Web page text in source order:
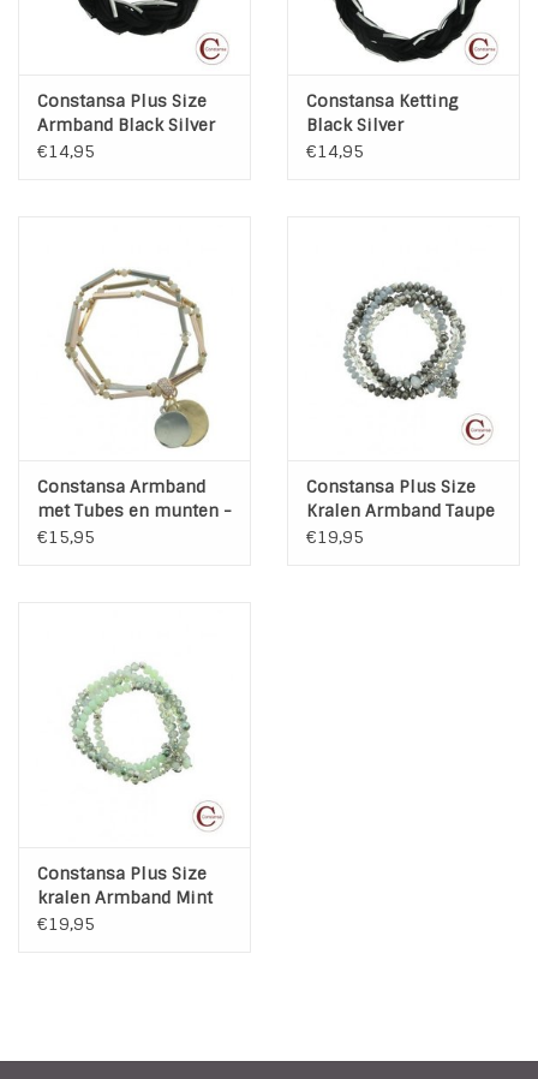
Ohlala Jewels
Constansa Plus Size
Armband Black Silver
€14,95
Constansa Ketting
Black Silver
€14,95
Constansa Armband
met Tubes en munten -
Elastisch
€15,95
Constansa Plus Size
Kralen Armband Taupe
/ Grey
€19,95
Constansa Plus Size
kralen Armband Mint
€19,95